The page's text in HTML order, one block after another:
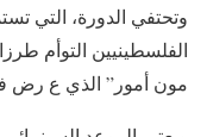
الفلسطينيين التوأم
مون أمور” الذي ع رض